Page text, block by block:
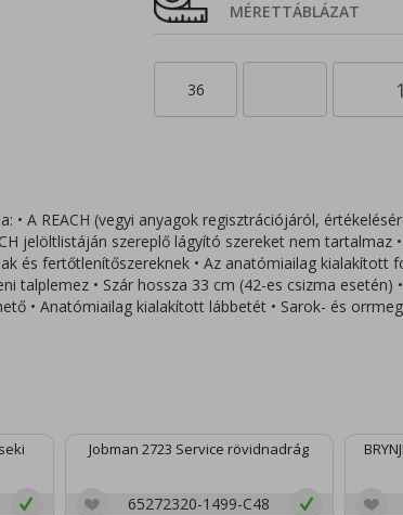
MÉRETTÁBLÁZAT
36
• A REACH (vegyi anyagok regisztrációjáról,
jelöltlistáján szereplő lágyító szereket nem tartalmaz
és fertőtlenítőszereknek • Az anatómiailag kialakított
talplemez • Szár hossza 33 cm (42-es csizma esetén)
• Anatómiailag kialakított lábbetét • Sarok- és
Jobman 2723 Service rövidnadrág
65272320-1499-C48